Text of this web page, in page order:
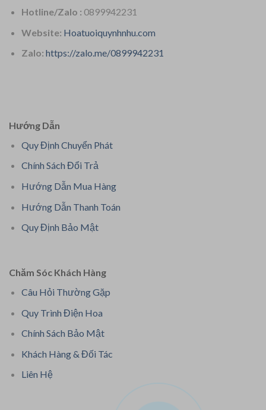
Hotline/Zalo : 0899942231
Website: Hoatuoiquynhnhu.com
Zalo: https://zalo.me/0899942231
Hướng Dẫn
Quy Định Chuyển Phát
Chính Sách Đổi Trả
Hướng Dẫn Mua Hàng
Hướng Dẫn Thanh Toán
Quy Định Bảo Mật
Chăm Sóc Khách Hàng
Câu Hỏi Thường Gặp
Quy Trình Điện Hoa
Chính Sách Bảo Mật
Khách Hàng & Đối Tác
Liên Hệ